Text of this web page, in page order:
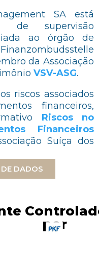
SA está
de supervisão
ao órgão de
da Associação
VSV-ASG.
riscos associados
financeiros,
Riscos no
Financeiros
Suíça dos
DADOS
por